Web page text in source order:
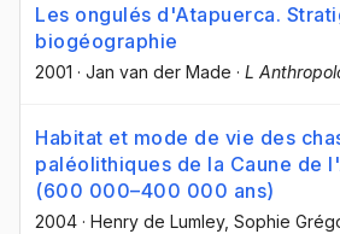
Les ongulés d'Atapuerca.
biogéographie
2001 · Jan van der Made · L
Habitat et mode de vie des
paléolithiques de la Caune de
(600 000–400 000 ans)
2004 · Henry de Lumley, Sophie